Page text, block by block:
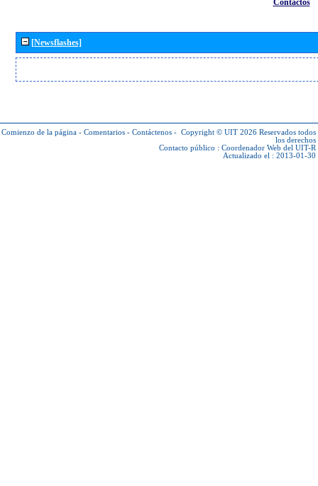
[Newsflashes]
Comienzo de la página - Comentarios - Contáctenos - Copyright © UIT 2026 Reservados todos
los derechos
Contacto público : Coordenador Web del UIT-R
Actualizado el : 2013-01-30